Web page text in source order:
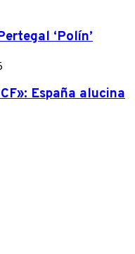
‘Polín’
España alucina